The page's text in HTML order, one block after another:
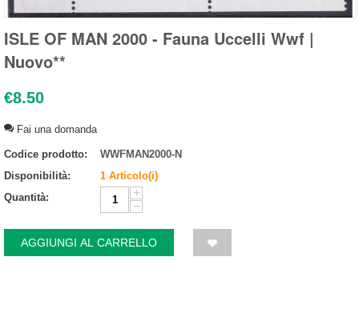
ISLE OF MAN 2000 - Fauna Uccelli Wwf |
Nuovo**
€8.50
Fai una domanda
Codice prodotto:
WWFMAN2000-N
Disponibilità:
1 Articolo(i)
Quantità:
+
−
AGGIUNGI AL CARRELLO